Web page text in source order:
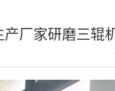
产厂家研磨三辊